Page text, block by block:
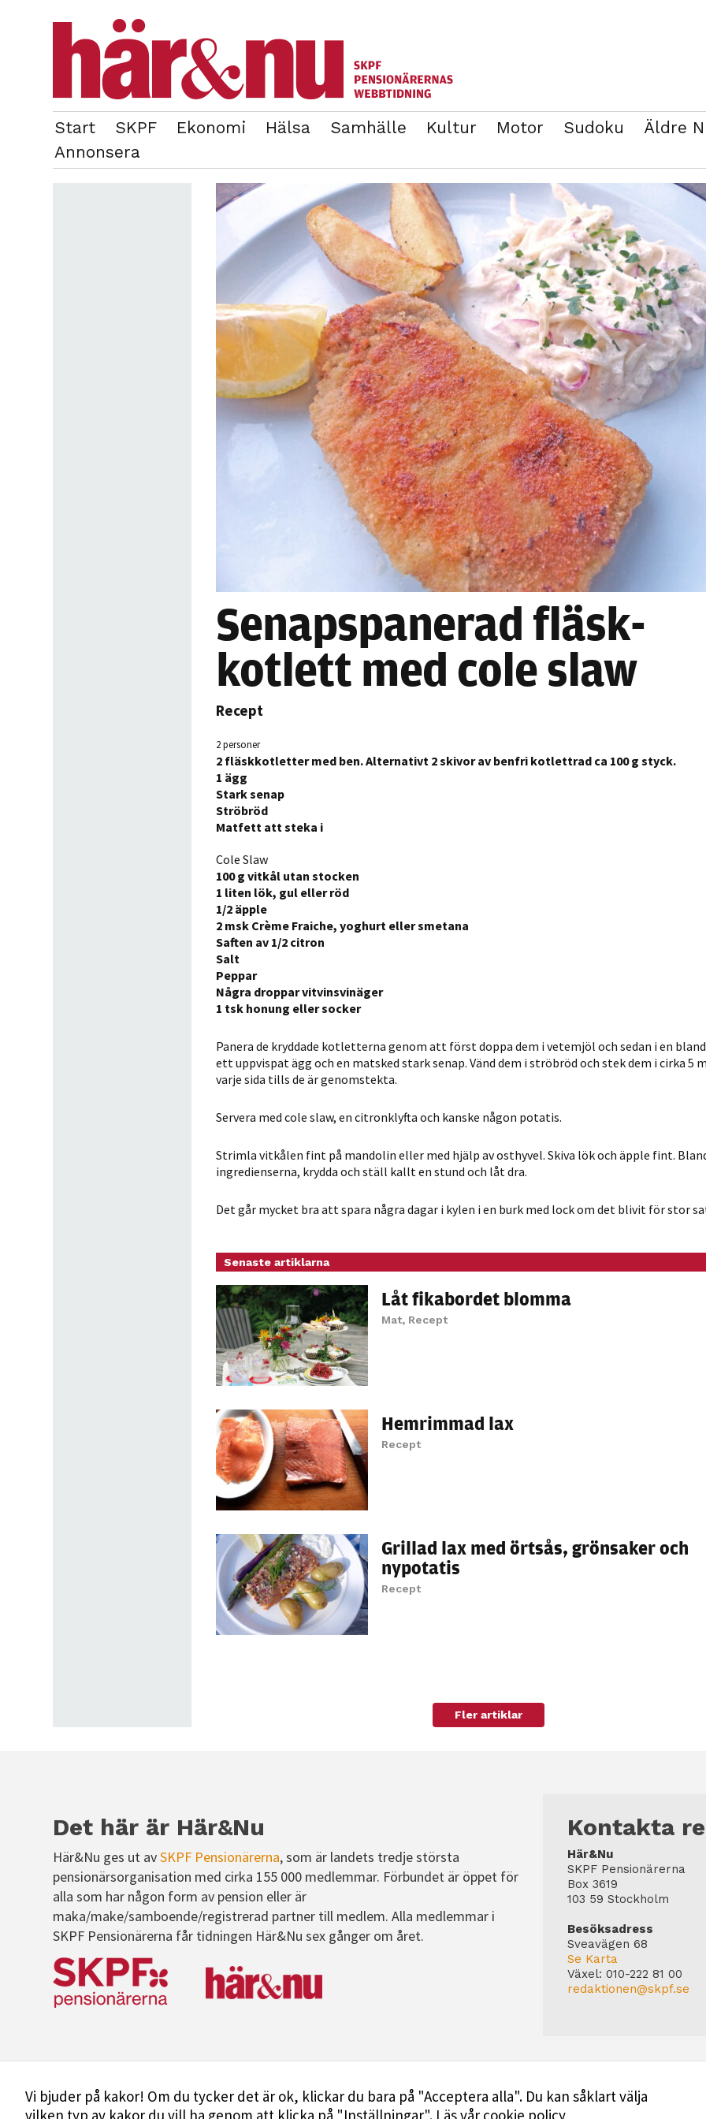
Start SKPF Ekonomi Hälsa Samhälle Kultur Motor Sudoku Äldre
Annonsera
OM REDAKTIONEN
Senapspanerad fläsk­
kotlett med cole slaw
Recept
2 personer
2 fläskkotletter med ben. Alternativt 2 skivor av benfri kotlettrad ca 100 g styck.
1 ägg
Stark senap
Ströbröd
Matfett att steka i
Cole Slaw
100 g vitkål utan stocken
1 liten lök, gul eller röd
1/2 äpple
2 msk Crème Fraiche, yoghurt eller smetana
Saften av 1/2 citron
Salt
Peppar
Några droppar vitvinsvinäger
1 tsk honung eller socker
Panera de kryddade kotletterna genom att först doppa dem i vetemjöl och sedan i en
ett uppvispat ägg och en matsked stark senap. Vänd dem i ströbröd och stek dem i cirka 5
varje sida tills de är genomstekta.
Servera med cole slaw, en citronklyfta och kanske någon potatis.
Strimla vitkålen fint på mandolin eller med hjälp av osthyvel. Skiva lök och äpple fint.
ingredienserna, krydda och ställ kallt en stund och låt dra.
Det går mycket bra att spara några dagar i kylen i en burk med lock om det blivit för stor
Senaste artiklarna
Låt fikabordet blomma
Mat, Recept
Hemrimmad lax
Recept
Grillad lax med örtsås, grönsaker och
nypotatis
Recept
Fler artiklar
Det här är Här&Nu
Här&Nu ges ut avSKPF Pensionärerna, som är landets tredje största
pensionärsorganisation med cirka 155 000 medlemmar. Förbundet är öppet för
alla som har någon form av pension eller är
maka/make/samboende/registrerad partner till medlem. Alla medlemmar i
SKPF Pensionärerna får tidningen Här&Nu sex gånger om året.
Kontakta
Här&Nu
SKPF Pensionärerna
Box 3619
103 59 Stockholm
Besöksadress
Sveavägen 68
Se Karta
Växel: 010-222 81 00
redaktionen@skpf.se
Bli medlem i SKPF
Vi bjuder på kakor! Om du tycker det är ok, klickar du bara på "Acceptera alla". Du kan såklart välja
vilken typ av kakor du vill ha genom att klicka på "Inställningar". Läs vår cookie policy
Nödvändiga
Dessa kakor
går inte att
välja bort. De
behövs för
att hemsidan
över huvud
taget ska
fungera.
kunna
bra som
möjligt under
de här
kommer viss
från
Marknadsföring